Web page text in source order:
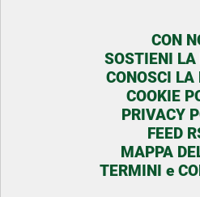
CON
SOSTIENI LA
CONOSCI LA
COOKIE
PRIVACY
FEED
MAPPA
TERMINI e